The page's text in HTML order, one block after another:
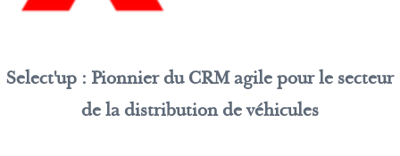
Select'up : Pionnier du CRM agile pour le secteur
de la distribution de véhicules